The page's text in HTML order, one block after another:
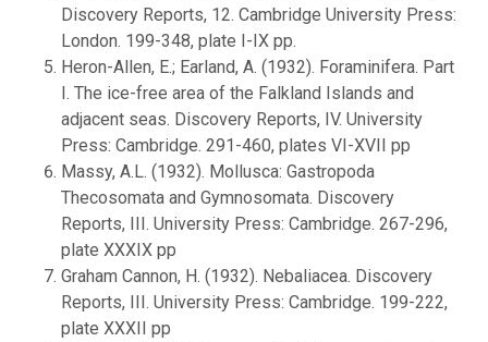
Discovery Reports, 12. Cambridge University Press:
London. 199-348, plate I-IX pp.
Heron-Allen, E.; Earland, A. (1932). Foraminifera. Part
I. The ice-free area of the Falkland Islands and
adjacent seas. Discovery Reports, IV. University
Press: Cambridge. 291-460, plates VI-XVII pp
Massy, A.L. (1932). Mollusca: Gastropoda
Thecosomata and Gymnosomata. Discovery
Reports, III. University Press: Cambridge. 267-296,
plate XXXIX pp
Graham Cannon, H. (1932). Nebaliacea. Discovery
Reports, III. University Press: Cambridge. 199-222,
plate XXXII pp